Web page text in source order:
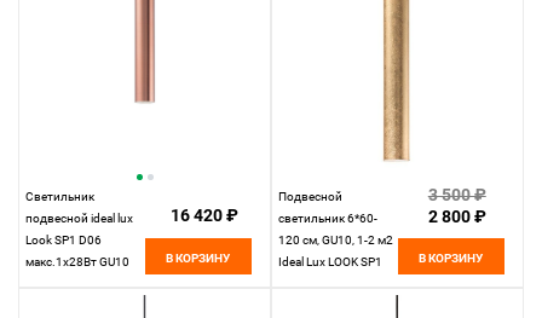
Светильник
подвесной ideal lux
Look SP1 D06
макс.1x28Вт GU10
16 420 ₽
В КОРЗИНУ
Подвесной
светильник 6*60-
120 см, GU10, 1-2 м2
Ideal Lux LOOK SP1
3 500 ₽
2 800 ₽
В КОРЗИНУ